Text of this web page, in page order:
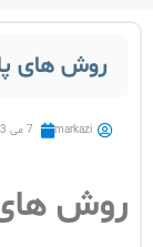
روش های
markazi 7 می 2023
روش